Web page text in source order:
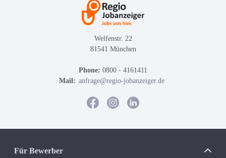
Welfenstr. 22
81541 München
Phone: 0800 - 4161411
Mail: anfrage@regio-jobanzeiger.de
Für Bewerber